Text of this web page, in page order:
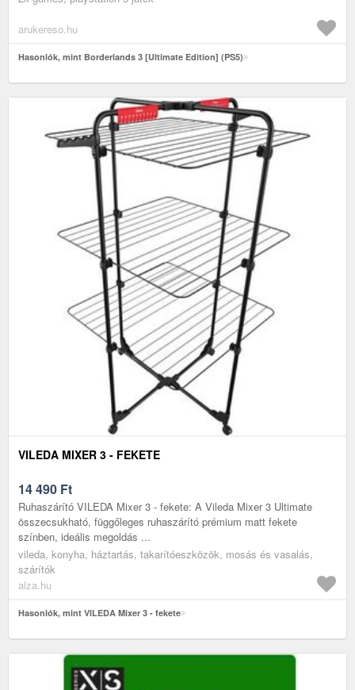
arukereso.hu
Hasonlók, mint Borderlands 3 [Ultimate Edition] (PS5)
VILEDA MIXER 3 - FEKETE
14 490 Ft
Ruhaszárító VILEDA Mixer 3 - fekete: A Vileda Mixer 3 Ultimate
összecsukható, függőleges ruhaszárító prémium matt fekete
színben, ideális megoldás ...
vileda, konyha, háztartás, takarítóeszközök, mosás és vasalás,
szárítók
alza.hu
Hasonlók, mint VILEDA Mixer 3 - fekete